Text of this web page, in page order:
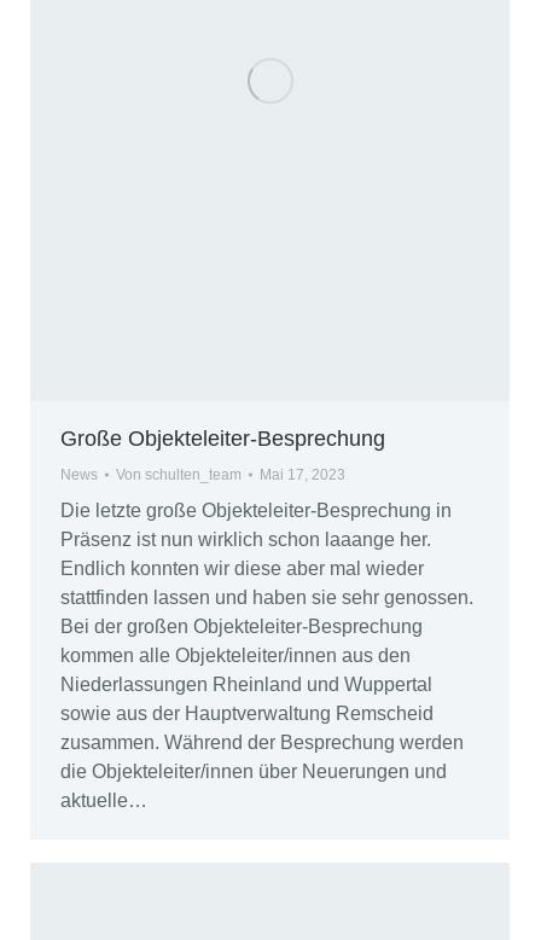
Große Objekteleiter-Besprechung
News Von schulten_team Mai 17, 2023
Die letzte große Objekteleiter-Besprechung in
Präsenz ist nun wirklich schon laaange her.
Endlich konnten wir diese aber mal wieder
stattfinden lassen und haben sie sehr genossen.
Bei der großen Objekteleiter-Besprechung
kommen alle Objekteleiter/innen aus den
Niederlassungen Rheinland und Wuppertal
sowie aus der Hauptverwaltung Remscheid
zusammen. Während der Besprechung werden
die Objekteleiter/innen über Neuerungen und
aktuelle…